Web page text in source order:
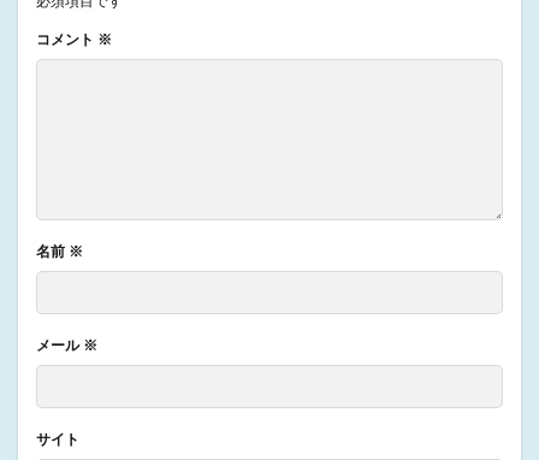
コメント ※
名前 ※
メール ※
サイト